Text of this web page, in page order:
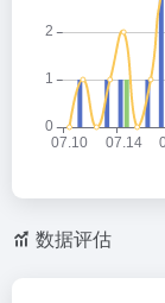
数据评估